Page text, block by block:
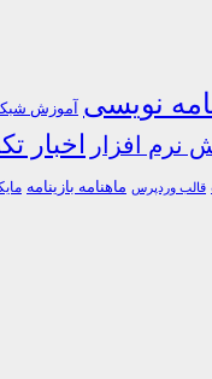
نویسی آموزش
نرم افزار اخبار
قالب وردپرس ماهنامه بازینامه